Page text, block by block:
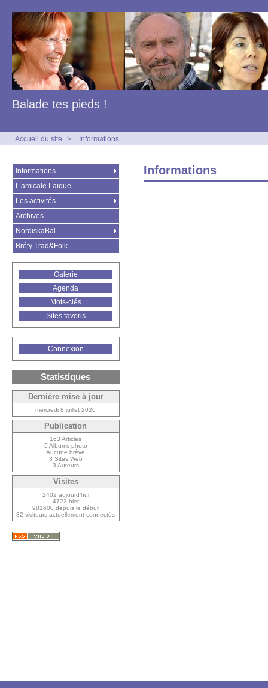
Balade tes pieds !
Accueil du site > Informations
Informations
Informations
L’amicale Laïque
Les activités
Archives
NordiskaBal
Bréty Trad&Folk
Galerie
Agenda
Mots-clés
Sites favoris
Connexion
Statistiques
Dernière mise à jour
mercredi 8 juillet 2026
Publication
163 Articles
5 Albums photo
Aucune brève
3 Sites Web
3 Auteurs
Visites
2402 aujourd’hui
4722 hier
981600 depuis le début
32 visiteurs actuellement connectés